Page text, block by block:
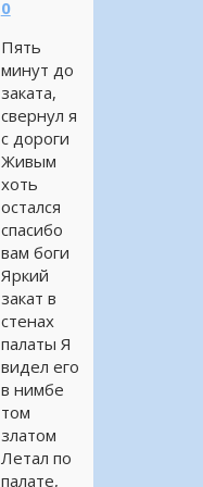
0
Пять
минут до
заката,
свернул я
с дороги
Живым
хоть
остался
спасибо
вам боги
Яркий
закат в
стенах
палаты Я
видел его
в нимбе
том
златом
Летал по
палате,